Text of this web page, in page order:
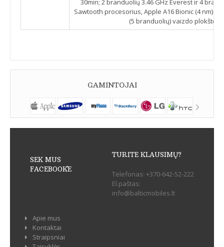
30min; 2 branduolių 3.46 GHz Everest ir 4
Sawtooth procesorius, Apple A16 Bionic (4 nm)
(5 branduolių) vaizdo plokštė.
GAMINTOJAI
SEK MUS
FACEBOOK`E
TURITE KLAUSIMŲ?
Telefonas: +370-642-52-222
El.paštas:
info@balticmobiles.lt
Apie mus
Kontaktai
Straipsniai